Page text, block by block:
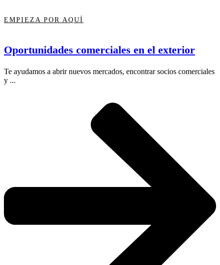
EMPIEZA POR AQUÍ
Oportunidades comerciales en el exterior
Te ayudamos a abrir nuevos mercados, encontrar socios comerciales
y ...